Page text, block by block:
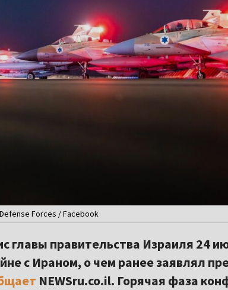
Forces / Facebook
главы правительства Израиля 24
с Ираном, о чем ранее заявлял
NEWSru.co.il. Горячая фаза